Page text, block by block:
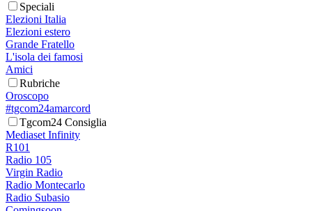
Speciali
Elezioni Italia
Elezioni estero
Grande Fratello
L'isola dei famosi
Amici
Rubriche
Oroscopo
#tgcom24amarcord
Tgcom24 Consiglia
Mediaset Infinity
R101
Radio 105
Virgin Radio
Radio Montecarlo
Radio Subasio